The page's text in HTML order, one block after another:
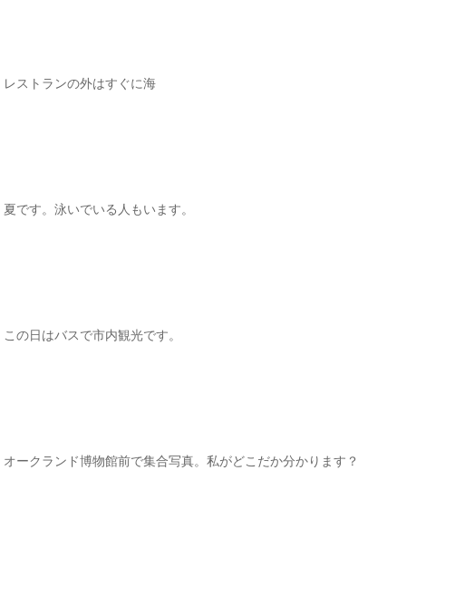
レストランの外はすぐに海
夏です。泳いでいる人もいます。
この日はバスで市内観光です。
オークランド博物館前で集合写真。私がどこだか分かります？